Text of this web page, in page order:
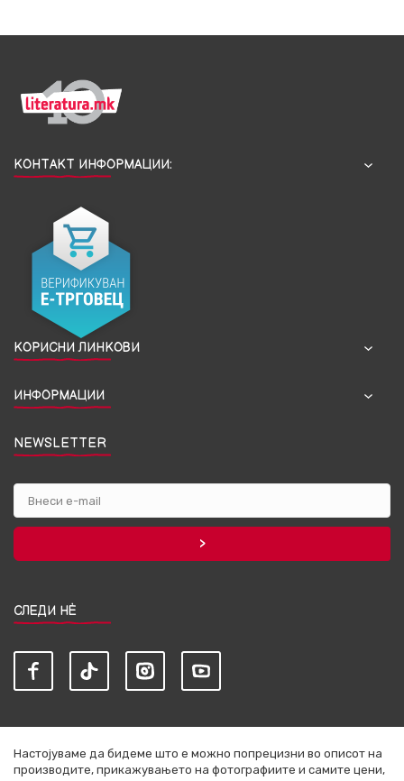
КОНТАКТ ИНФОРМАЦИИ:
КОРИСНИ ЛИНКОВИ
ИНФОРМАЦИИ
NEWSLETTER
СЛЕДИ НЀ
Настојуваме да бидеме што е можно попрецизни во описот на
производите, прикажувањето на фотографиите и самите цени,